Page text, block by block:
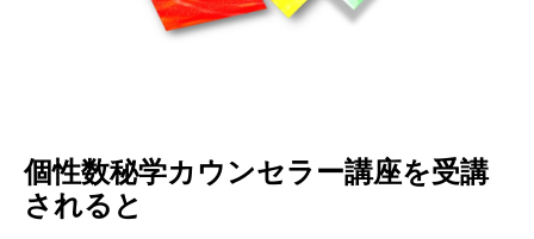
個性数秘学カウンセラー講座を受講
されると